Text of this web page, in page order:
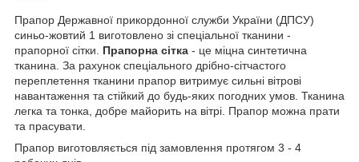
Прапор Державної прикордонної служби України (ДПСУ)
синьо-жовтий 1 виготовлено зі спеціальної тканини -
прапорної сітки. Прапорна сітка - це міцна синтетична
тканина. За рахунок спеціального дрібно-сітчастого
переплетення тканини прапор витримує сильні вітрові
навантаження та стійкий до будь-яких погодних умов. Тканина
легка та тонка, добре майорить на вітрі. Прапор можна прати
та прасувати.
Прапор виготовляється під замовлення протягом 3 - 4